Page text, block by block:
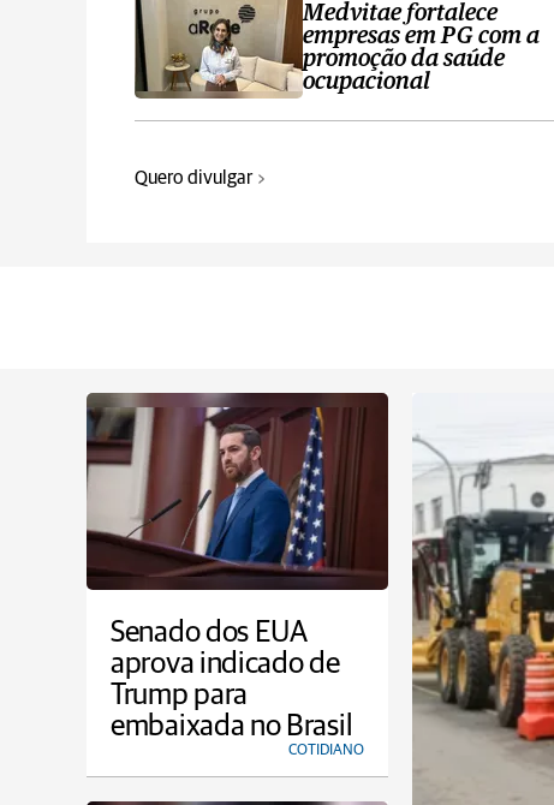
Medvitae fortalece
empresas em PG com a
promoção da saúde
ocupacional
Quero divulgar
Senado dos EUA
aprova indicado de
Trump para
embaixada no Brasil
COTIDIANO